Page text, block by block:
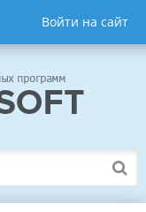
Войти на сайт